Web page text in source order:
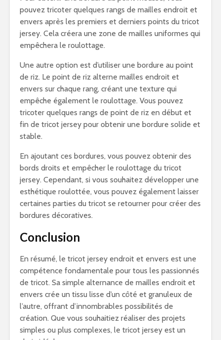
pouvez tricoter quelques rangs de mailles endroit et
envers après les premiers et derniers points du tricot
jersey. Cela créera une zone de mailles uniformes qui
empêchera le roulottage.
Une autre option est d’utiliser une bordure au point
de riz. Le point de riz alterne mailles endroit et
envers sur chaque rang, créant une texture qui
empêche également le roulottage. Vous pouvez
tricoter quelques rangs de point de riz en début et
fin de tricot jersey pour obtenir une bordure solide et
stable.
En ajoutant ces bordures, vous pouvez obtenir des
bords droits et empêcher le roulottage du tricot
jersey. Cependant, si vous souhaitez développer une
esthétique roulottée, vous pouvez également laisser
certaines parties du tricot se retourner pour créer des
bordures décoratives.
Conclusion
En résumé, le tricot jersey endroit et envers est une
compétence fondamentale pour tous les passionnés
de tricot. Sa simple alternance de mailles endroit et
envers crée un tissu lisse d’un côté et granuleux de
l’autre, offrant d’innombrables possibilités de
création. Que vous souhaitiez réaliser des projets
simples ou plus complexes, le tricot jersey est un